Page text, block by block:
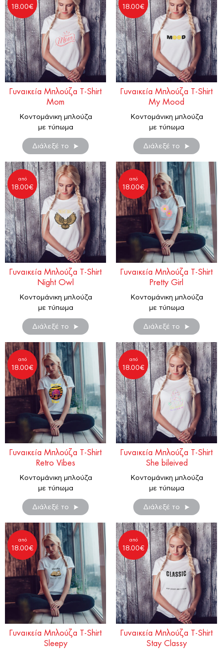
18.00€
Γυναικεία Μπλούζα T-Shirt
Mom
Κοντομάνικη μπλούζα
με τύπωμα
Διάλεξέ το
18.00€
Γυναικεία Μπλούζα T-Shirt
My Mood
Κοντομάνικη μπλούζα
με τύπωμα
Διάλεξέ το
από
18.00€
Γυναικεία Μπλούζα T-Shirt
Night Owl
Κοντομάνικη μπλούζα
με τύπωμα
Διάλεξέ το
από
18.00€
Γυναικεία Μπλούζα T-Shirt
Pretty Girl
Κοντομάνικη μπλούζα
με τύπωμα
Διάλεξέ το
από
18.00€
Γυναικεία Μπλούζα T-Shirt
Retro Vibes
Κοντομάνικη μπλούζα
με τύπωμα
Διάλεξέ το
από
18.00€
Γυναικεία Μπλούζα T-Shirt
She bileived
Κοντομάνικη μπλούζα
με τύπωμα
Διάλεξέ το
από
18.00€
Γυναικεία Μπλούζα T-Shirt
Sleepy
από
18.00€
Γυναικεία Μπλούζα T-Shirt
Stay Classy